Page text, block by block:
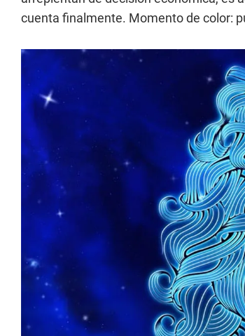
cuenta finalmente. Momento de color: